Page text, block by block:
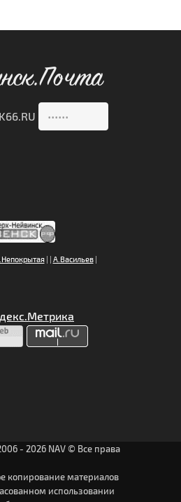
| | А.Васильев|
- 2026 NAV © Все права
копирование материалов
использовании